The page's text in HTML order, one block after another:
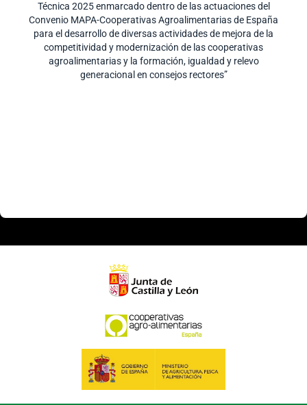
Técnica 2025 enmarcado dentro de las actuaciones del
Convenio MAPA-Cooperativas Agroalimentarias de España
para el desarrollo de diversas actividades de mejora de la
competitividad y modernización de las cooperativas
agroalimentarias y la formación, igualdad y relevo
generacional en consejos rectores”